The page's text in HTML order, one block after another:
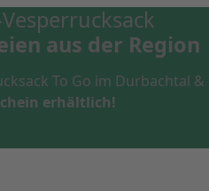
aus der Region
To Go im Durbachtal &
erhältlich!